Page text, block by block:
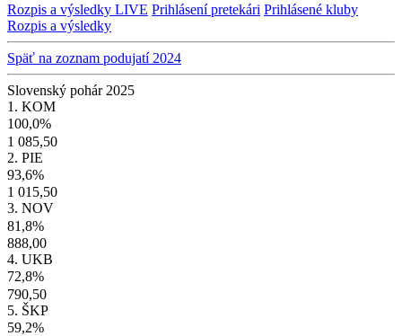
Rozpis a výsledky LIVE Prihlásení pretekári Prihlásené kluby
Rozpis a výsledky
Späť na zoznam podujatí 2024
Slovenský pohár 2025
1. KOM
100,0%
1 085,50
2. PIE
93,6%
1 015,50
3. NOV
81,8%
888,00
4. UKB
72,8%
790,50
5. ŠKP
59,2%